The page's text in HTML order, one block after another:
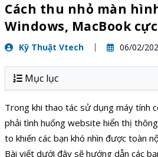
Cách thu nhỏ màn
Windows, MacBook
Kỹ Thuật Vtech 06/02/
Mục lục
Trong khi thao tác sử dụng máy tính
phải tình huống website hiển thị
to khiến các bạn khó nhìn được toàn
Bài viết dưới đây sẽ hướng dẫn các